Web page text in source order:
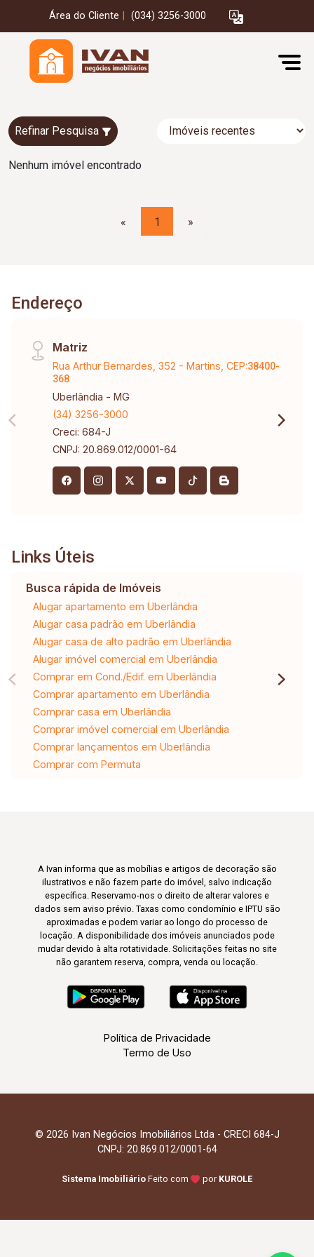
Área do Cliente (034) 3256-3000
Refinar Pesquisa
Nenhum imóvel encontrado
« 1 »
Endereço
Matriz
Rua Arthur Bernardes, 352 - Martins, CEP:38400-
368
Uberlândia - MG
(34) 3256-3000
Creci: 684-J
CNPJ: 20.869.012/0001-64
Links Úteis
Busca rápida de Imóveis
Alugar apartamento em Uberlândia
Alugar casa padrão em Uberlândia
Alugar casa de alto padrão em Uberlândia
Alugar imóvel comercial em Uberlândia
Comprar em Cond./Edif. em Uberlândia
Comprar apartamento em Uberlândia
Comprar casa em Uberlândia
Comprar imóvel comercial em Uberlândia
Comprar lançamentos em Uberlândia
Comprar com Permuta
A Ivan informa que as mobílias e artigos de decoração são
ilustrativos e não fazem parte do imóvel, salvo indicação
específica. Reservamo-nos o direito de alterar valores e
dados sem aviso prévio. Taxas como condomínio e IPTU são
aproximadas e podem variar ao longo do processo de
locação. A disponibilidade dos imóveis anunciados pode
mudar devido à alta rotatividade. Solicitações feitas no site
não garantem reserva, compra, venda ou locação.
Política de Privacidade
Termo de Uso
© 2026 Ivan Negócios Imobiliários Ltda - CRECI 684-J
CNPJ: 20.869.012/0001-64
Sistema Imobiliário Feito com por KUROLE